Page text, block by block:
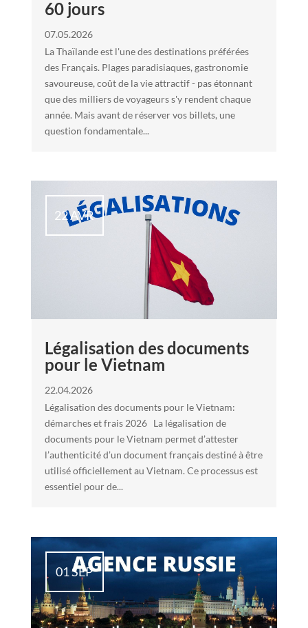
60 jours
07.05.2026
La Thaïlande est l'une des destinations préférées
des Français. Plages paradisiaques, gastronomie
savoureuse, coût de la vie attractif - pas étonnant
que des milliers de voyageurs s'y rendent chaque
année. Mais avant de réserver vos billets, une
question fondamentale...
Légalisation des documents
pour le Vietnam
22.04.2026
Légalisation des documents pour le Vietnam:
démarches et frais 2026 La légalisation de
documents pour le Vietnam permet d’attester
l’authenticité d’un document français destiné à être
utilisé officiellement au Vietnam. Ce processus est
essentiel pour de...
22 AVR
01 SEP